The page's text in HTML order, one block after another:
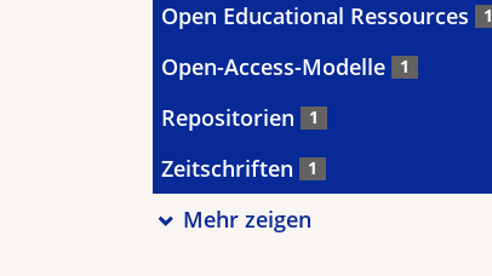
Open Educational Ressources 1
Open-Access-Modelle 1
Repositorien 1
Zeitschriften 1
Mehr zeigen